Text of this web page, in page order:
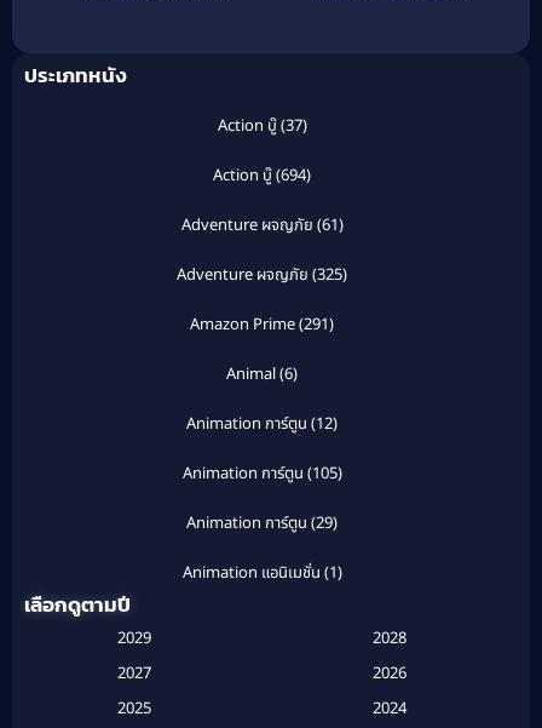
ประเภทหนัง
Action บู๊(37)
Action บู๊(694)
Adventure ผจญภัย (61)
Adventure ผจญภัย (325)
Amazon Prime(291)
Animal(6)
Animation การ์ตูน (12)
Animation การ์ตูน (105)
Animation การ์ตูน (29)
Animation แอนิเมชั่น (1)
เลือกดูตามปี
2029
2028
2027
2026
2025
2024